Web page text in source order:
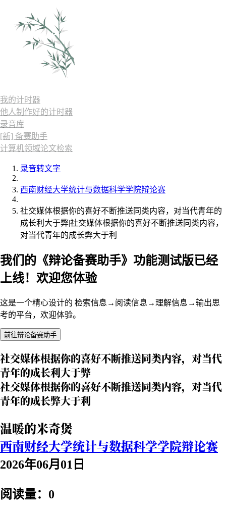
我的计时器
他人制作好的计时器
录音库
[新] 备赛助手
计算机领域论文检索
录音转文字
西南财经大学统计与数据科学学院辩论赛
社交媒体根据你的喜好不断推送同类内容，对当代青年的
成长利大于弊|社交媒体根据你的喜好不断推送同类内容，
对当代青年的成长弊大于利
我们的《辩论备赛助手》功能测试版已经
上线！欢迎您体验
这是一个精心设计的 检索信息→阅读信息→理解信息→输出思
考的平台，欢迎体验。
前往辩论备赛助手
社交媒体根据你的喜好不断推送同类内容，对当代
青年的成长利大于弊
社交媒体根据你的喜好不断推送同类内容，对当代
青年的成长弊大于利
温暖的米奇煲
西南财经大学统计与数据科学学院辩论赛
2026年06月01日
阅读量：0